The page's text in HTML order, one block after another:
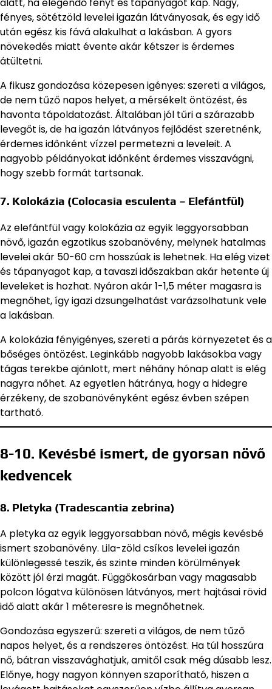
alatt, ha elegendő fényt és tápanyagot kap. Nagy,
fényes, sötétzöld levelei igazán látványosak, és egy idő
után egész kis fává alakulhat a lakásban. A gyors
növekedés miatt évente akár kétszer is érdemes
átültetni.
A fikusz gondozása közepesen igényes: szereti a világos,
de nem tűző napos helyet, a mérsékelt öntözést, és
havonta tápoldatozást. Általában jól tűri a szárazabb
levegőt is, de ha igazán látványos fejlődést szeretnénk,
érdemes időnként vízzel permetezni a leveleit. A
nagyobb példányokat időnként érdemes visszavágni,
hogy szebb formát tartsanak.
7. Kolokázia (Colocasia esculenta – Elefántfül)
Az elefántfül vagy kolokázia az egyik leggyorsabban
növő, igazán egzotikus szobanövény, melynek hatalmas
levelei akár 50-60 cm hosszúak is lehetnek. Ha elég vizet
és tápanyagot kap, a tavaszi időszakban akár hetente új
leveleket is hozhat. Nyáron akár 1-1,5 méter magasra is
megnőhet, így igazi dzsungelhatást varázsolhatunk vele
a lakásban.
A kolokázia fényigényes, szereti a párás környezetet és a
bőséges öntözést. Leginkább nagyobb lakásokba vagy
tágas terekbe ajánlott, mert néhány hónap alatt is elég
nagyra nőhet. Az egyetlen hátránya, hogy a hidegre
érzékeny, de szobanövényként egész évben szépen
tartható.
8-10. Kevésbé ismert, de gyorsan növő
kedvencek
8. Pletyka (Tradescantia zebrina)
A pletyka az egyik leggyorsabban növő, mégis kevésbé
ismert szobanövény. Lila-zöld csíkos levelei igazán
különlegessé teszik, és szinte minden körülmények
között jól érzi magát. Függőkosárban vagy magasabb
polcon lógatva különösen látványos, mert hajtásai rövid
idő alatt akár 1 méteresre is megnőhetnek.
Gondozása egyszerű: szereti a világos, de nem tűző
napos helyet, és a rendszeres öntözést. Ha túl hosszúra
nő, bátran visszavághatjuk, amitől csak még dúsabb lesz.
Előnye, hogy nagyon könnyen szaporítható, hiszen a